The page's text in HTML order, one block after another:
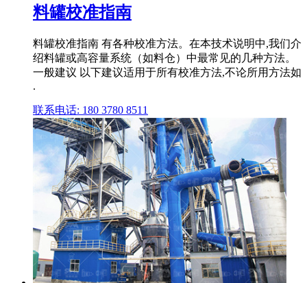
料罐校准指南
料罐校准指南 有各种校准方法。在本技术说明中,我们介
绍料罐或高容量系统（如料仓）中最常见的几种方法。
一般建议 以下建议适用于所有校准方法,不论所用方法如
.
联系电话: 180 3780 8511